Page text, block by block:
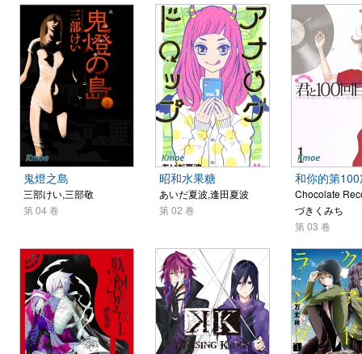
鬼燈之島
三部けい,三部敬
第 04 卷
昭和水果糖
あいだ夏波,逢田夏波
第 02 卷
和你的第
Chocolate
づきくみち
第 03 卷